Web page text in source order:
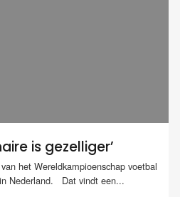
is gezelliger’
het Wereldkampioenschap voetbal
Nederland. Dat vindt een...